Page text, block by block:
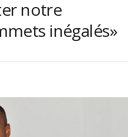
notre
inégalés»